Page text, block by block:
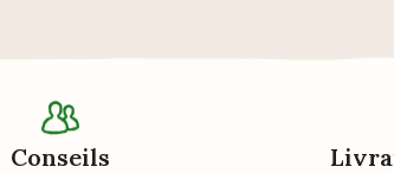
Conseils